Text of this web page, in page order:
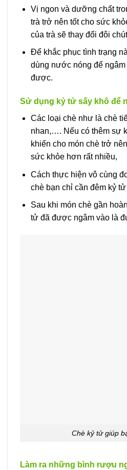
Vị ngon và dưỡng chất
trà trở nên tốt cho sức
của trà sẽ thay đổi đôi
Để khắc phục tình trạng
dùng nước nóng để
được.
Sử dụng kỷ tử sấy khô để
Các loại chè như là chè
nhan,…. Nếu có thêm sự
khiến cho món chè trở
sức khỏe hơn rất nhiều,
Cách thực hiện vô cùng
chè bạn chỉ cần đêm kỷ
Sau khi món chè gần
tử đã được ngâm vào là
Chè kỷ tử giúp
Làm ra những bình rượu